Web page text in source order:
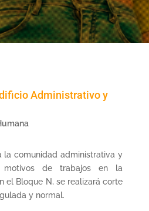
Administrativo y
la comunidad administrativa y
motivos de trabajos en la
el Bloque N, se realizará corte
y normal.